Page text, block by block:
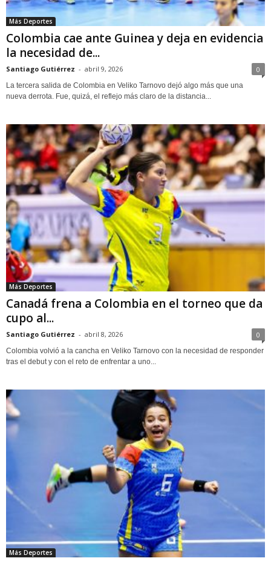
Más Deportes
Colombia cae ante Guinea y deja en evidencia
la necesidad de...
Santiago Gutiérrez - abril 9, 2026 0
La tercera salida de Colombia en Veliko Tarnovo dejó algo más que una
nueva derrota. Fue, quizá, el reflejo más claro de la distancia...
Más Deportes
Canadá frena a Colombia en el torneo que da
cupo al...
Santiago Gutiérrez - abril 8, 2026 0
Colombia volvió a la cancha en Veliko Tarnovo con la necesidad de responder
tras el debut y con el reto de enfrentar a uno...
Más Deportes